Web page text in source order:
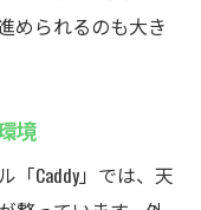
認
制
提供
しい楽しみ方を
められるのも大き
境
「Caddy」では、天